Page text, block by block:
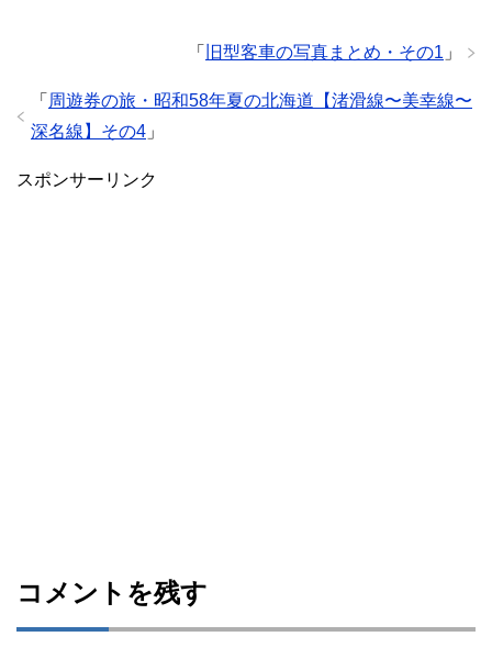
「 旧型客車の写真まとめ・その1 」
「 周遊券の旅・昭和58年夏の北海道【渚滑線〜美幸線〜
深名線】その4 」
スポンサーリンク
コメントを残す